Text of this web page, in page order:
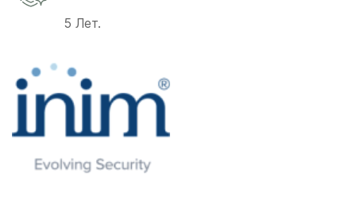
5 Лет.